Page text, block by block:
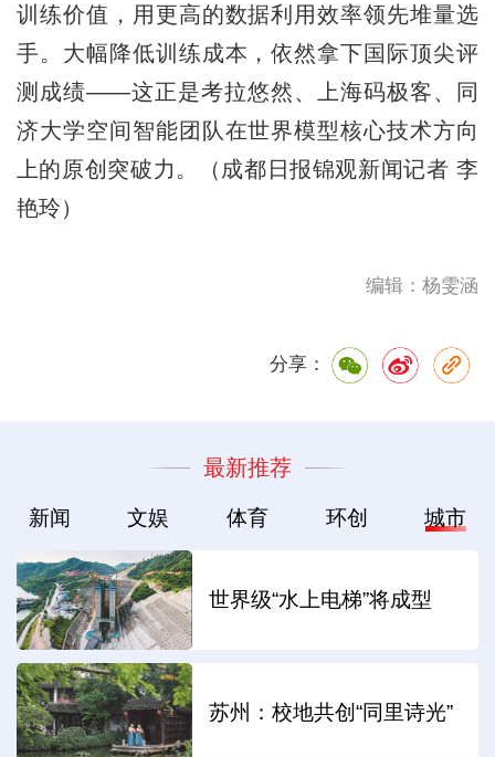
训练价值，用更高的数据利用效率领先堆量选
手。大幅降低训练成本，依然拿下国际顶尖评
测成绩——这正是考拉悠然、上海码极客、同
济大学空间智能团队在世界模型核心技术方向
上的原创突破力。（成都日报锦观新闻记者 李
艳玲）
编辑：杨雯涵
分享：
最新推荐
新闻 文娱 体育 环创 城市
世界级“水上电梯”将成型
苏州：校地共创“同里诗光”